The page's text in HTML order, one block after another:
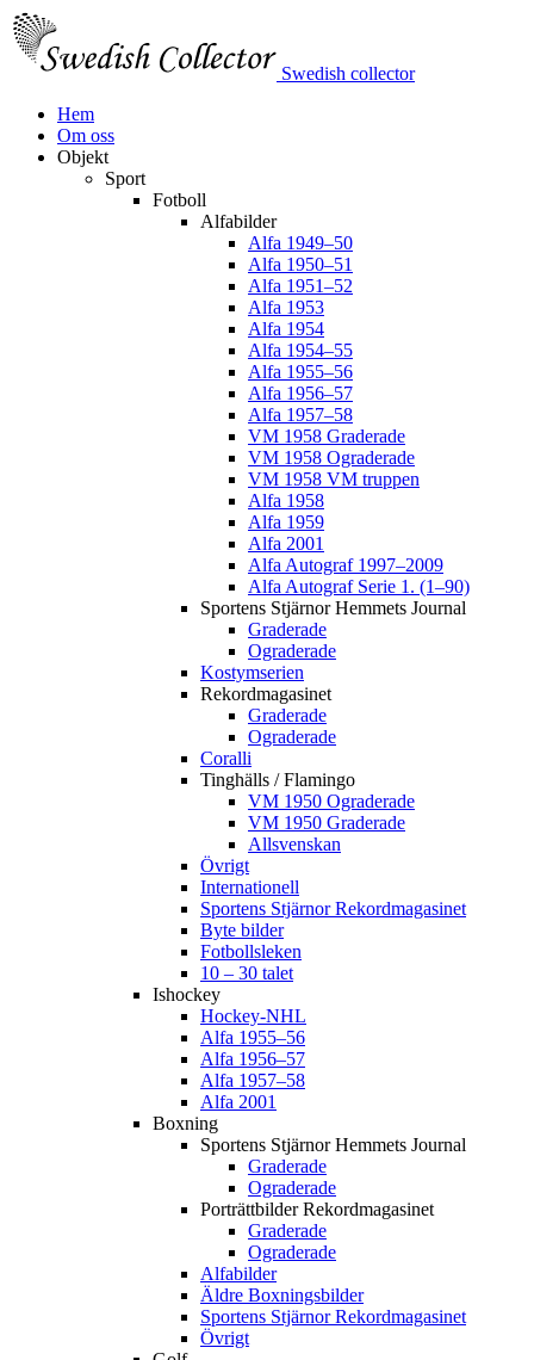
Swedish collector
Hem
Om oss
Objekt
Sport
Fotboll
Alfabilder
Alfa 1949–50
Alfa 1950–51
Alfa 1951–52
Alfa 1953
Alfa 1954
Alfa 1954–55
Alfa 1955–56
Alfa 1956–57
Alfa 1957–58
VM 1958 Graderade
VM 1958 Ograderade
VM 1958 VM truppen
Alfa 1958
Alfa 1959
Alfa 2001
Alfa Autograf 1997–2009
Alfa Autograf Serie 1. (1–90)
Sportens Stjärnor Hemmets Journal
Graderade
Ograderade
Kostymserien
Rekordmagasinet
Graderade
Ograderade
Coralli
Tinghälls / Flamingo
VM 1950 Ograderade
VM 1950 Graderade
Allsvenskan
Övrigt
Internationell
Sportens Stjärnor Rekordmagasinet
Byte bilder
Fotbollsleken
10 – 30 talet
Ishockey
Hockey-NHL
Alfa 1955–56
Alfa 1956–57
Alfa 1957–58
Alfa 2001
Boxning
Sportens Stjärnor Hemmets Journal
Graderade
Ograderade
Porträttbilder Rekordmagasinet
Graderade
Ograderade
Alfabilder
Äldre Boxningsbilder
Sportens Stjärnor Rekordmagasinet
Övrigt